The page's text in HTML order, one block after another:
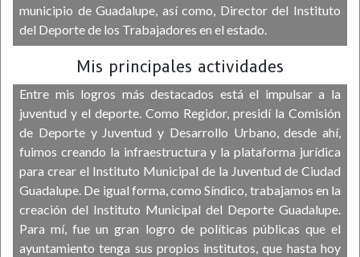
municipio de Guadalupe, así como, Director del Instituto
del Deporte de los Trabajadores en el estado.
Mis principales actividades
Entre mis logros más destacados está el impulsar a la
juventud y el deporte. Como Regidor, presidí la Comisión
de Deporte y Juventud y Desarrollo Urbano, desde ahí,
fuimos creando la infraestructura y la plataforma jurídica
para crear el Instituto Municipal de la Juventud de Ciudad
Guadalupe. De igual forma, como Síndico, trabajamos en la
creación del Instituto Municipal del Deporte Guadalupe.
Para mí, fue un gran logro de políticas públicas que el
ayuntamiento tenga sus propios institutos, que hasta hoy